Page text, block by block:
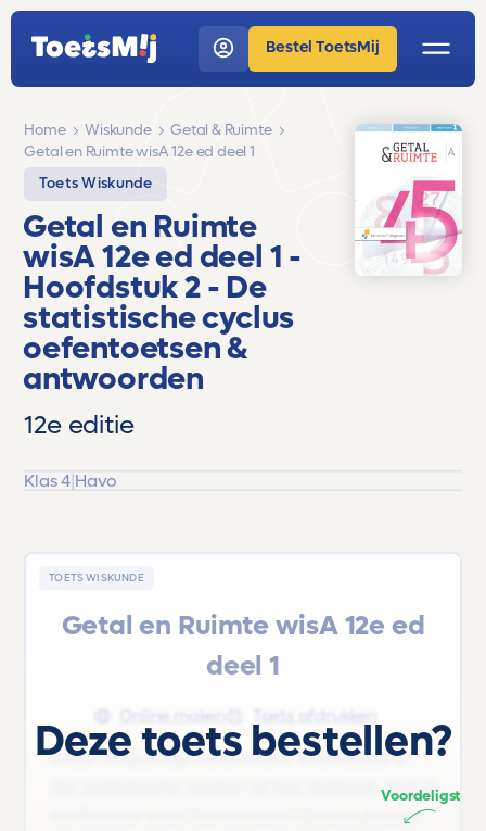
Bestel ToetsMij
Home Wiskunde
Getal & Ruimte
Getal en Ruimte wisA 12e ed deel 1
Toets Wiskunde
Getal en Ruimte
wisA 12e ed deel 1 -
Hoofdstuk 2 - De
statistische cyclus
oefentoetsen &
antwoorden
12e editie
Klas 4|Havo
TOETS WISKUNDE
Getal en Ruimte wisA 12e ed
deel 1
Online maken Toets afdrukken
Deze Wiskunde oefentoets 'Hoofdstuk 2 -
De statistische cyclus' uit het lesboek 'Getal
en Ruimte wisA 12e ed deel 1 |Havo |Klas 4
Deze toets bestellen?
Voordeligst